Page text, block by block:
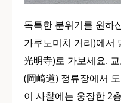
독특한 분위기를 원하
가쿠노미치 거리)에서
光明寺)로 가보세요.
(岡崎道) 정류장에서
이 사찰에는 웅장한 2